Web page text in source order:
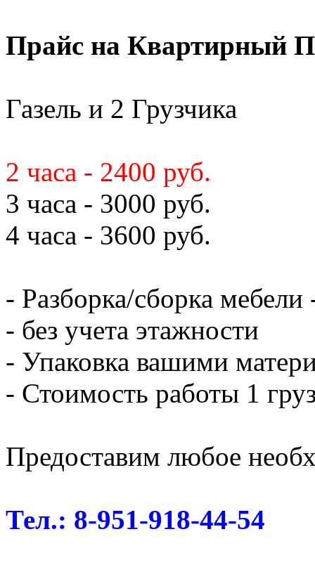
Прайс на Квартирный
Газель и 2 Грузчика
2 часа - 2400 руб.
3 часа - 3000 руб.
4 часа - 3600 руб.
- Разборка/сборка мебели
- без учета этажности
- Упаковка вашими
- Стоимость работы 1
Предоставим любое
Тел.: 8-951-918-44-54